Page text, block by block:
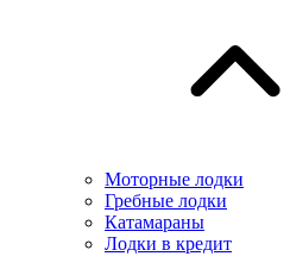
Моторные лодки
Гребные лодки
Катамараны
Лодки в кредит